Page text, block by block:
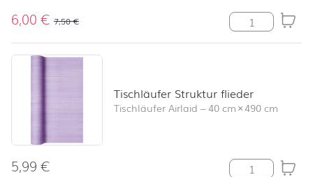
6,00€ 7,50€ Stumpenkerze
Tischläufer Struktur flieder
Tischläufer Airlaid –40 cm×490 cm
5,99€ Tischläufer